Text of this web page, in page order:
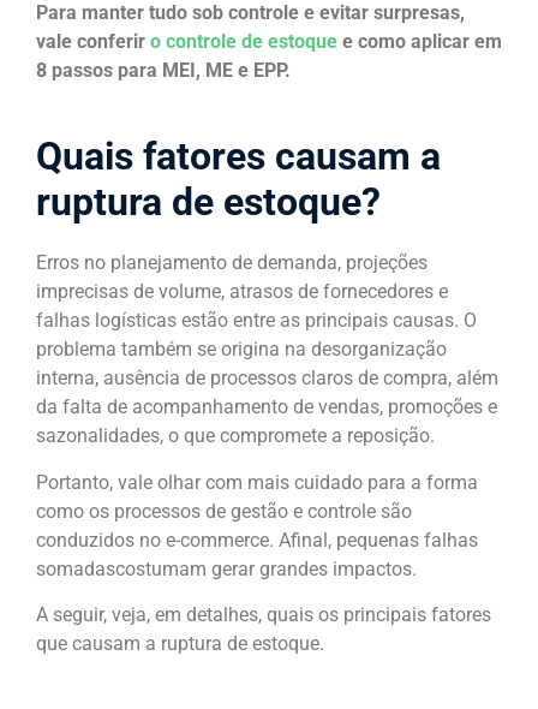
Para manter tudo sob controle e evitar surpresas,
vale conferir o controle de estoque e como aplicar em
8 passos para MEI, ME e EPP.
Quais fatores causam a
ruptura de estoque?
Erros no planejamento de demanda, projeções
imprecisas de volume, atrasos de fornecedores e
falhas logísticas estão entre as principais causas. O
problema também se origina na desorganização
interna, ausência de processos claros de compra, além
da falta de acompanhamento de vendas, promoções e
sazonalidades, o que compromete a reposição.
Portanto, vale olhar com mais cuidado para a forma
como os processos de gestão e controle são
conduzidos no e-commerce. Afinal, pequenas falhas
somadascostumam gerar grandes impactos.
A seguir, veja, em detalhes, quais os principais fatores
que causam a ruptura de estoque.